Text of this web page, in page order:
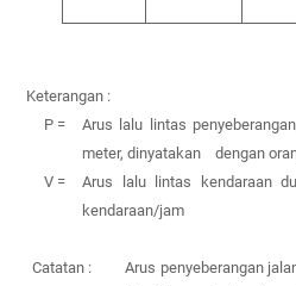
Keterangan :
P =
V =
Arus lalu lintas
meter, dinyatakan dengan
Arus lalu lintas kendaraan
kendaraan/jam
Catatan :
Arus penyeberangan